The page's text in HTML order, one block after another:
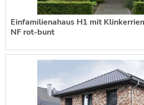
Einfamilienahaus H1 mit
NF rot-bunt